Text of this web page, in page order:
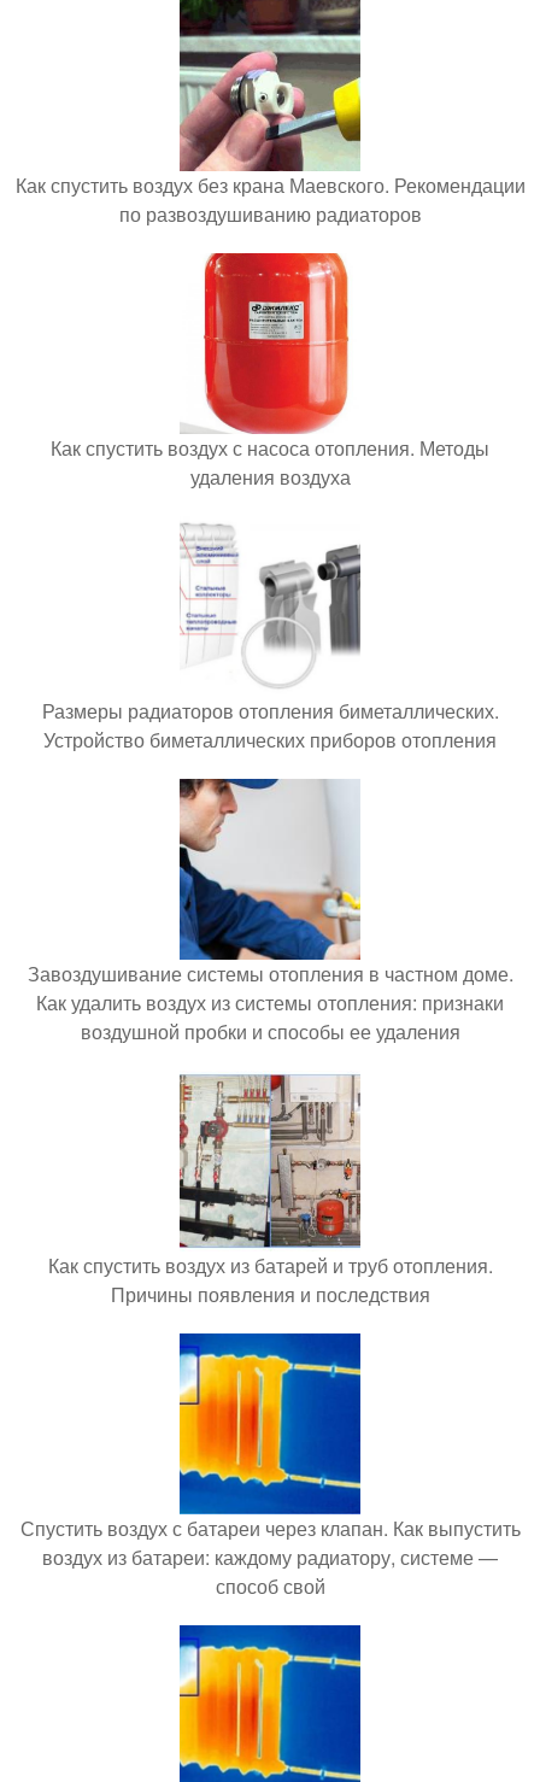
Как спустить воздух без крана Маевского. Рекомендации
по развоздушиванию радиаторов
Как спустить воздух с насоса отопления. Методы
удаления воздуха
Размеры радиаторов отопления биметаллических.
Устройство биметаллических приборов отопления
Завоздушивание системы отопления в частном доме.
Как удалить воздух из системы отопления: признаки
воздушной пробки и способы ее удаления
Как спустить воздух из батарей и труб отопления.
Причины появления и последствия
Спустить воздух с батареи через клапан. Как выпустить
воздух из батареи: каждому радиатору, системе —
способ свой